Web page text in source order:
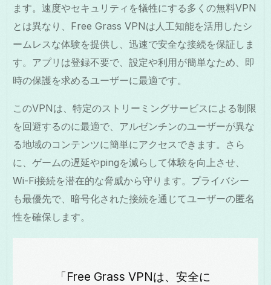
ます。速度やセキュリティを犠牲にする多くの無料VPN
とは異なり、Free Grass VPNは人工知能を活用したシ
ームレスな体験を提供し、迅速で安全な接続を保証しま
す。アプリは登録不要で、設定や利用が簡単なため、即
時の保護を求めるユーザーに最適です。
このVPNは、特定のストリーミングサービスによる制限
を回避するのに最適で、アルゼンチンのユーザーが異な
る地域のコンテンツに簡単にアクセスできます。さら
に、ゲームの遅延やpingを減らして体験を向上させ、
Wi-Fi接続を潜在的な脅威から守ります。プライバシー
も最優先で、暗号化された接続を通じてユーザーの匿名
性を確保します。
「Free Grass VPNは、安全に